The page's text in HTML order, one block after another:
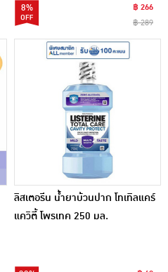
8%
฿ 266
฿ 289
ลิสเตอรีน น้ำยาบ้วนปาก โทเทิลแคร์
แควิตี้ โพรเทค 250 มล.